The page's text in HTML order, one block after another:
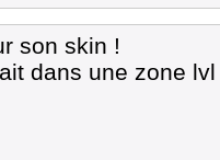
son skin !
dans une zone